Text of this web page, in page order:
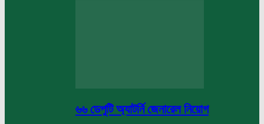
৬৬ ডেপুটি অ্যাটর্নি জেনারেল নিয়োগ